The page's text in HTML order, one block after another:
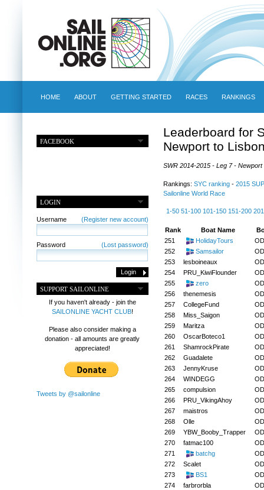
HOME ABOUT GETTING STARTED RACES RANKINGS
FACEBOOK
LOGIN
Username (Register new account)
Password (Lost password)
SUPPORT SAILONLINE
If you haven't already - join the
SAILONLINE YACHT CLUB!
Please also consider making a
donation - all amounts are greatly
appreciated!
Tweets by @sailonline
Leaderboard for
Newport to
SWR 2014-2015 - Leg 7 -
Rankings: SYC ranking- 2015
Sailonline World Race
1-50 51-100 101-150 151-200
Rank Boat Name
251
HolidayTours
252
Samsailor
253
lesboineaux
254
PRU_KiwiFlounder
255
zero
256
thenemesis
257
CollegeFund
258
Miss_Saigon
259
Maritza
260
OscarBoteco1
261
ShamrockPirate
262
Guadalete
263
JennyKruse
264
WINDEGG
265
compulsion
266
PRU_VikingAhoy
267
maistros
268
Olle
269
YBW_Booby_Trapper
270
fatmac100
271
batchg
272
Scalet
273
BS1
274
farbrorbla